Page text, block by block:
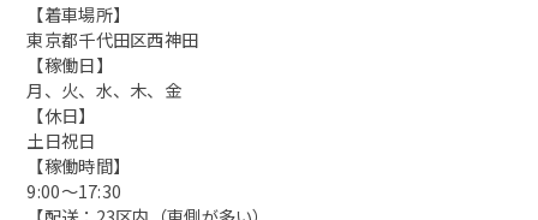
【着車場所】
東京都千代田区西神田
【稼働日】
月、火、水、木、金
【休日】
土日祝日
【稼働時間】
9:00～17:30